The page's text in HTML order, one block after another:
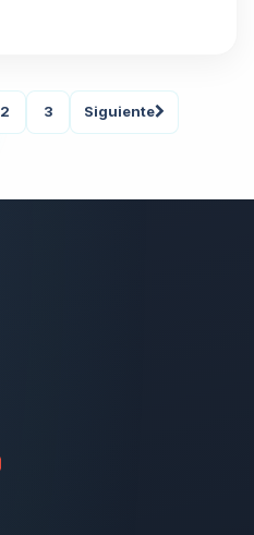
2 3 Siguiente